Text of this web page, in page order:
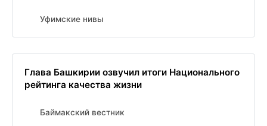
Уфимские нивы
Глава Башкирии озвучил итоги Национального
рейтинга качества жизни
Баймакский вестник